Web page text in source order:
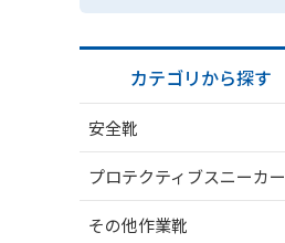
カテゴリから探す
安全靴
プロテクティブスニーカー
その他作業靴